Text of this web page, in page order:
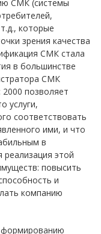
СМК (системы
которые
зрения качества
СМК стала
в большинстве
СМК
позволяет
услуги,
соответствовать
ими, и что
в
реализация этой
повысить
и
компанию
формированию